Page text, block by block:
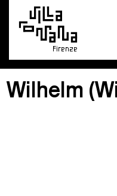
Firenze
Wilhelm